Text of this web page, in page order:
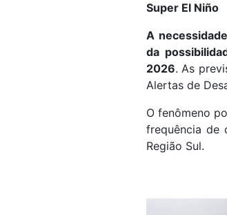
Super El Niño
A
da
2026. As
Alertas de
O fenômeno
frequência de
Região Sul.